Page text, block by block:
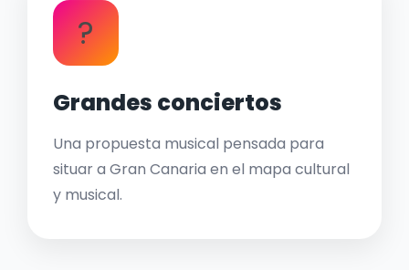
?
Grandes conciertos
Una propuesta musical pensada para
situar a Gran Canaria en el mapa cultural
y musical.